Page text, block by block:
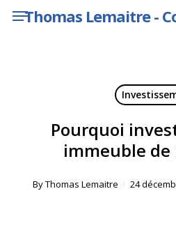
Skip Thomas Lemaitre -
Menu
Pourquoi
immeuble de
ByThomas Lemaitre 24